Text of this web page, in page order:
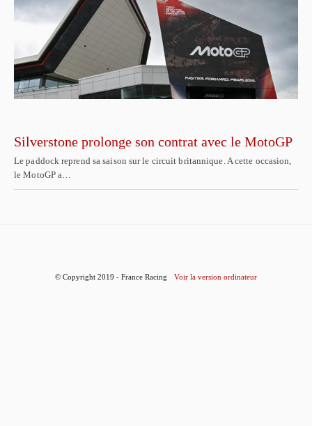
Silverstone prolonge son contrat avec le MotoGP
Le paddock reprend sa saison sur le circuit britannique. A cette occasion,
le MotoGP a…
© Copyright 2019 - France Racing Voir la version ordinateur